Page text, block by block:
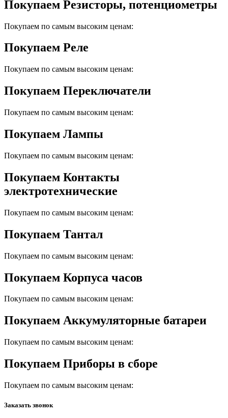
Покупаем Резисторы, потенциометры
Покупаем по самым высоким ценам:
Покупаем Реле
Покупаем по самым высоким ценам:
Покупаем Переключатели
Покупаем по самым высоким ценам:
Покупаем Лампы
Покупаем по самым высоким ценам:
Покупаем Контакты
электротехнические
Покупаем по самым высоким ценам:
Покупаем Тантал
Покупаем по самым высоким ценам:
Покупаем Корпуса часов
Покупаем по самым высоким ценам:
Покупаем Аккумуляторные батареи
Покупаем по самым высоким ценам:
Покупаем Приборы в сборе
Покупаем по самым высоким ценам:
Заказать звонок